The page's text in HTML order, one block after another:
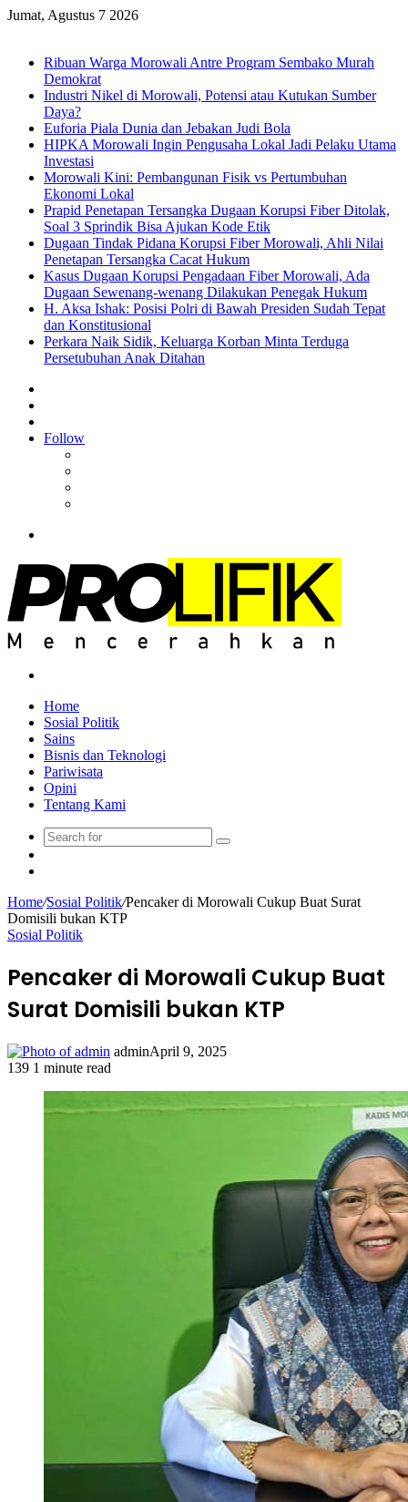
Jumat, Agustus 7 2026
Ribuan Warga Morowali Antre Program Sembako Murah
Demokrat
Industri Nikel di Morowali, Potensi atau Kutukan Sumber
Daya?
Euforia Piala Dunia dan Jebakan Judi Bola
HIPKA Morowali Ingin Pengusaha Lokal Jadi Pelaku Utama
Investasi
Morowali Kini: Pembangunan Fisik vs Pertumbuhan
Ekonomi Lokal
Prapid Penetapan Tersangka Dugaan Korupsi Fiber Ditolak,
Soal 3 Sprindik Bisa Ajukan Kode Etik
Dugaan Tindak Pidana Korupsi Fiber Morowali, Ahli Nilai
Penetapan Tersangka Cacat Hukum
Kasus Dugaan Korupsi Pengadaan Fiber Morowali, Ada
Dugaan Sewenang-wenang Dilakukan Penegak Hukum
H. Aksa Ishak: Posisi Polri di Bawah Presiden Sudah Tepat
dan Konstitusional
Perkara Naik Sidik, Keluarga Korban Minta Terduga
Persetubuhan Anak Ditahan
In
Follow
Home
Sosial Politik
Sains
Bisnis dan Teknologi
Pariwisata
Opini
Tentang Kami
Search
Home/Sosial Politik/Pencaker di Morowali Cukup Buat Surat
Domisili bukan KTP
Sosial Politik
Pencaker di Morowali Cukup Buat
Surat Domisili bukan KTP
adminApril 9, 2025
139 1 minute read